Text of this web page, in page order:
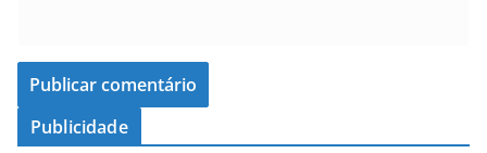
Publicidade